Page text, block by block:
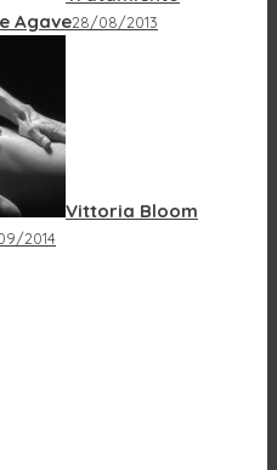
Agave28/08/2013
Vittoria Bloom
2014